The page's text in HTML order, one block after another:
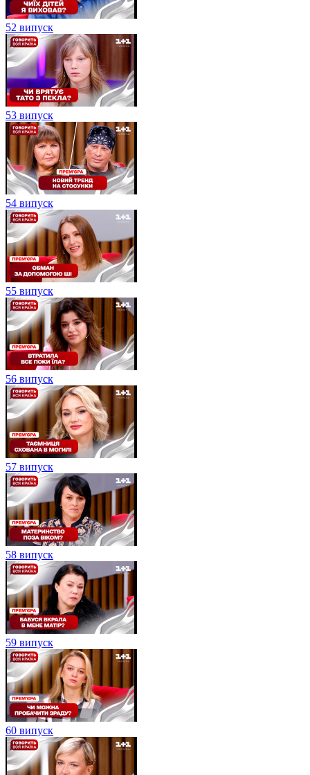
52 випуск
53 випуск
54 випуск
55 випуск
56 випуск
57 випуск
58 випуск
59 випуск
60 випуск